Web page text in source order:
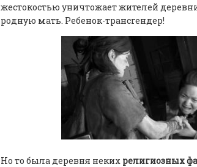
жестокостью уничтожает жителей
родную мать. Ребенок-трансгендер!
Но то была деревня неких религиозных